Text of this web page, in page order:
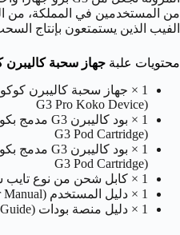
من المستخدمين في المملكة، من
الفيب الذين يستمتعون بإنتاج
محتويات علبة جهاز سحبة كاليبرن
G3 Pro Koko Device)
G3 Pod Cartridge)
G3 Pod Cartridge)
1 × كابل شحن من نوع تايب سي (Type-C Charging Cable)
1 × دليل المستخدم (User Manual)
1 × دليل منصة بودات G (G Pod Platform Guide)